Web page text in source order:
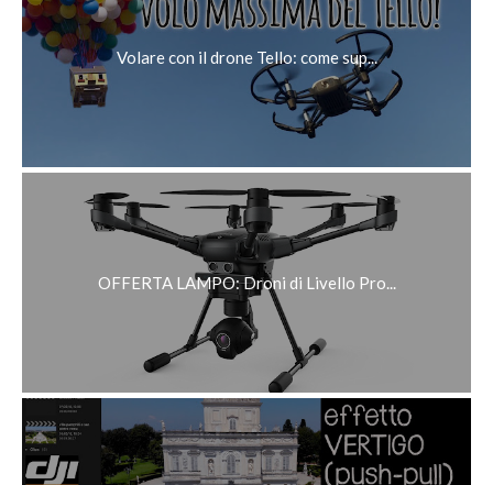
Volare con il drone Tello: come sup...
OFFERTA LAMPO: Droni di Livello Pro...